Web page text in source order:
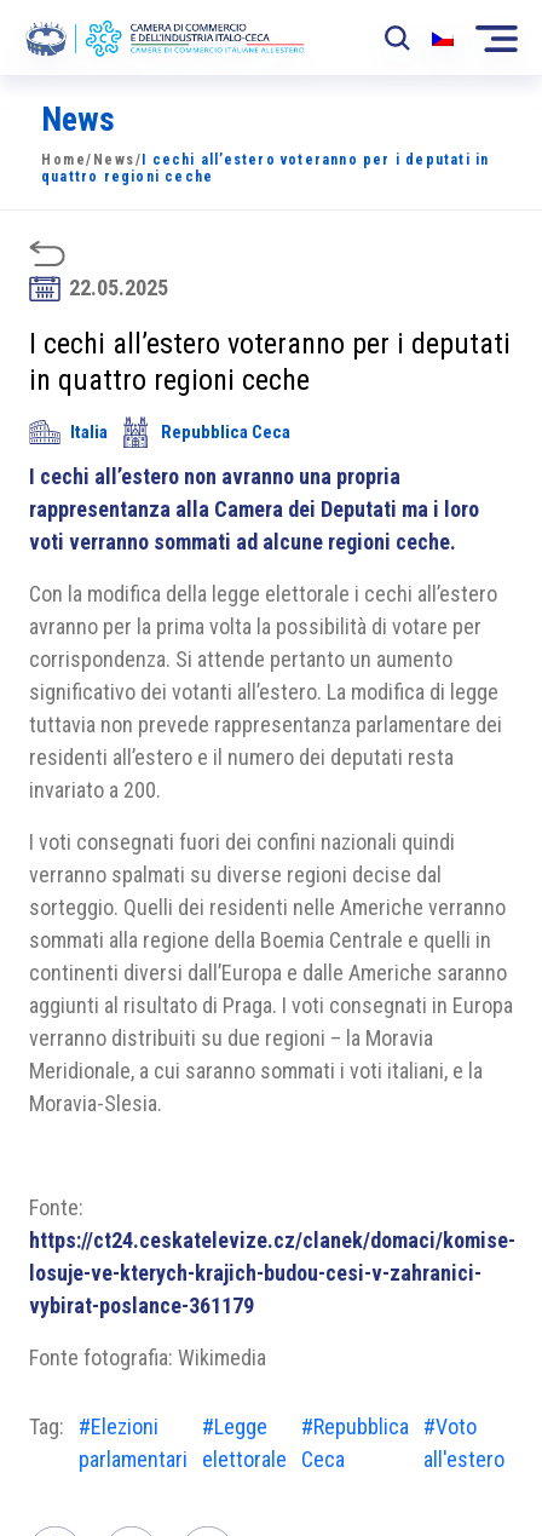
La Camera
News
Sviluppo Mercato
Soci
Partner
Progetti
Area riservata
News
Home/ News/ I cechi all’estero voteranno per i deputati in
quattro regioni ceche
22.05.2025
I cechi all’estero voteranno per i deputati
in quattro regioni ceche
Italia Repubblica Ceca
I cechi all’estero non avranno una propria
rappresentanza alla Camera dei Deputati ma i loro
voti verranno sommati ad alcune regioni ceche.
Con la modifica della legge elettorale i cechi all’estero
avranno per la prima volta la possibilità di votare per
corrispondenza. Si attende pertanto un aumento
significativo dei votanti all’estero. La modifica di legge
tuttavia non prevede rappresentanza parlamentare dei
residenti all’estero e il numero dei deputati resta
invariato a 200.
I voti consegnati fuori dei confini nazionali quindi
verranno spalmati su diverse regioni decise dal
sorteggio. Quelli dei residenti nelle Americhe verranno
sommati alla regione della Boemia Centrale e quelli in
continenti diversi dall’Europa e dalle Americhe saranno
aggiunti al risultato di Praga. I voti consegnati in Europa
verranno distribuiti su due regioni – la Moravia
Meridionale, a cui saranno sommati i voti italiani, e la
Moravia-Slesia.
Fonte:
https://ct24.ceskatelevize.cz/clanek/domaci/komise-
losuje-ve-kterych-krajich-budou-cesi-v-zahranici-
vybirat-poslance-361179
Fonte fotografia: Wikimedia
Tag:
#Elezioni
parlamentari
#Legge
elettorale
#Repubblica
Ceca
#Voto
all'estero